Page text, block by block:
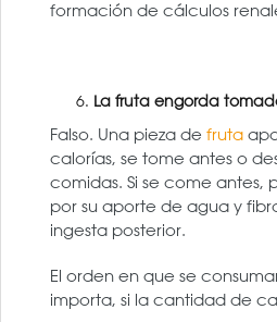
formación de cálculos
La fruta engorda
Falso. Una pieza de fruta
calorías, se tome antes o
comidas. Si se come antes,
por su aporte de agua y
ingesta posterior.
El orden en que se
importa, si la cantidad de